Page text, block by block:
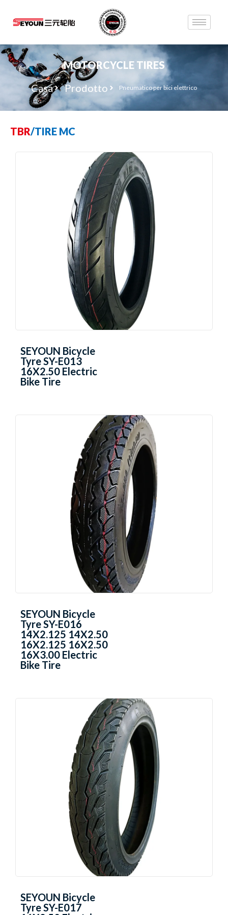
MOTORCYCLE TIRES
Casa
Prodotto Pneumatico per bici elettrico
TBR/TIRE MC
SEYOUN Bicycle
Tyre SY-E013
16X2.50 Electric
Bike Tire
SEYOUN Bicycle
Tyre SY-E016
14X2.125 14X2.50
16X2.125 16X2.50
16X3.00 Electric
Bike Tire
SEYOUN Bicycle
Tyre SY-E017